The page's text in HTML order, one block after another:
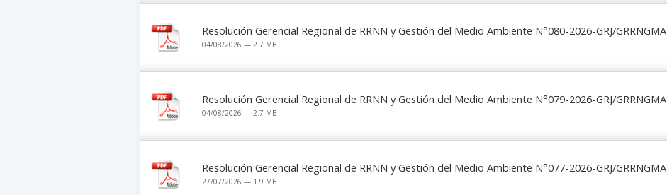
Resolución Gerencial Regional de RRNN y Gestión del Medio Ambiente N°080-2026-GRJ/GRRNGMA
04/08/2026 — 2.7 MB
Resolución Gerencial Regional de RRNN y Gestión del Medio Ambiente N°079-2026-GRJ/GRRNGMA
04/08/2026 — 2.7 MB
Resolución Gerencial Regional de RRNN y Gestión del Medio Ambiente N°077-2026-GRJ/GRRNGMA
27/07/2026 — 1.9 MB